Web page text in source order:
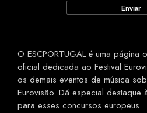
O ESCPORTUGAL é uma página
oficial dedicada ao Festival
os demais eventos de música
Eurovisão. Dá especial destaque
para esses concursos europeus.